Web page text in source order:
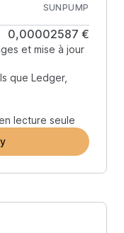
SUNPUMP
0,00002587 €
et mise à jour
que Ledger,
lecture seule